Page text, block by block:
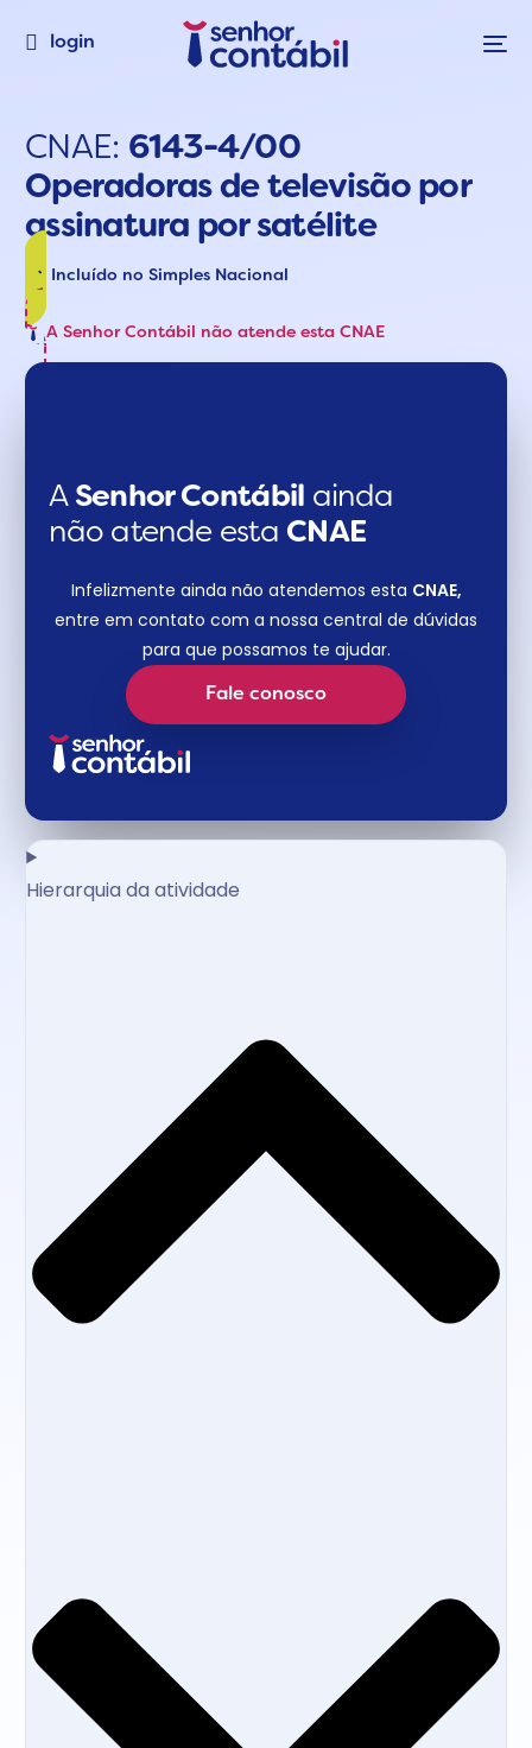
login
CNAE: 6143-4/00
Operadoras de televisão por
assinatura por satélite
Incluído no Simples Nacional
A Senhor Contábil não atende esta CNAE
A Senhor Contábil ainda
não atende esta CNAE​
Infelizmente ainda não atendemos esta CNAE,
entre em contato com a nossa central de dúvidas
para que possamos te ajudar.
Fale conosco
Hierarquia da atividade